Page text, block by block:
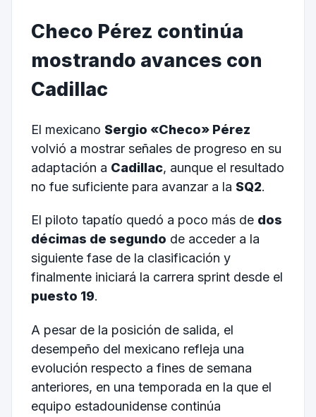
Checo Pérez continúa
mostrando avances con
Cadillac
El mexicano Sergio «Checo» Pérez
volvió a mostrar señales de progreso en su
adaptación a Cadillac, aunque el resultado
no fue suficiente para avanzar a la SQ2.
El piloto tapatío quedó a poco más de dos
décimas de segundo de acceder a la
siguiente fase de la clasificación y
finalmente iniciará la carrera sprint desde el
puesto 19.
A pesar de la posición de salida, el
desempeño del mexicano refleja una
evolución respecto a fines de semana
anteriores, en una temporada en la que el
equipo estadounidense continúa